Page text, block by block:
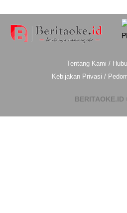
Tentang Kami /
Kebijakan Privasi /
BERITAOKE.ID